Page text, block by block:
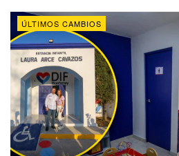
ÚLTIMOS CAMBIOS